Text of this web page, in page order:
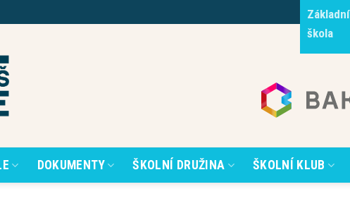
Základní
škola
DOKUMENTY ŠKOLNÍ DRUŽINA ŠKOLNÍ KLUB